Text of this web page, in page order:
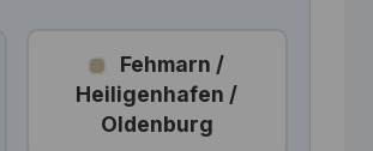
Fehmarn /
Heiligenhafen /
Oldenburg